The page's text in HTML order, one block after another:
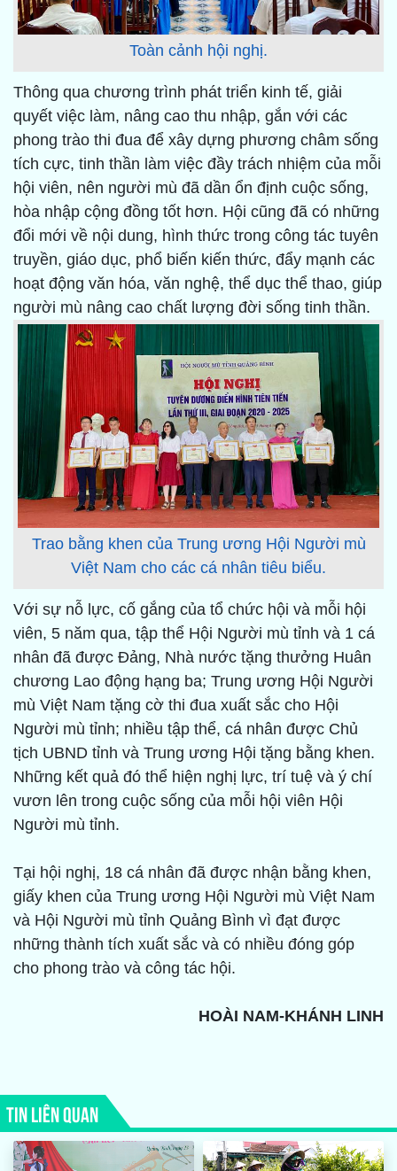
Toàn cảnh hội nghị.
Thông qua chương trình phát triển kinh tế, giải
quyết việc làm, nâng cao thu nhập, gắn với các
phong trào thi đua để xây dựng phương châm sống
tích cực, tinh thần làm việc đầy trách nhiệm của mỗi
hội viên, nên người mù đã dần ổn định cuộc sống,
hòa nhập cộng đồng tốt hơn. Hội cũng đã có những
đổi mới về nội dung, hình thức trong công tác tuyên
truyền, giáo dục, phổ biến kiến thức, đẩy mạnh các
hoạt động văn hóa, văn nghệ, thể dục thể thao, giúp
người mù nâng cao chất lượng đời sống tinh thần.
Trao bằng khen của Trung ương Hội Người mù
Việt Nam cho các cá nhân tiêu biểu.
Với sự nỗ lực, cố gắng của tổ chức hội và mỗi hội
viên, 5 năm qua, tập thể Hội Người mù tỉnh và 1 cá
nhân đã được Đảng, Nhà nước tặng thưởng Huân
chương Lao động hạng ba; Trung ương Hội Người
mù Việt Nam tặng cờ thi đua xuất sắc cho Hội
Người mù tỉnh; nhiều tập thể, cá nhân được Chủ
tịch UBND tỉnh và Trung ương Hội tặng bằng khen.
Những kết quả đó thể hiện nghị lực, trí tuệ và ý chí
vươn lên trong cuộc sống của mỗi hội viên Hội
Người mù tỉnh.
Tại hội nghị, 18 cá nhân đã được nhận bằng khen,
giấy khen của Trung ương Hội Người mù Việt Nam
và Hội Người mù tỉnh Quảng Bình vì đạt được
những thành tích xuất sắc và có nhiều đóng góp
cho phong trào và công tác hội.
HOÀI NAM-KHÁNH LINH
TIN LIÊN QUAN